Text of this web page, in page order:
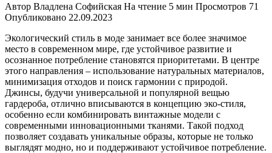
Автор Владлена Софийская На чтение 5 мин Просмотров 71
Опубликовано 22.09.2023
Экологический стиль в моде занимает все более значимое
место в современном мире, где устойчивое развитие и
осознанное потребление становятся приоритетами. В центре
этого направления – использование натуральных материалов,
минимизация отходов и поиск гармонии с природой.
Джинсы, будучи универсальной и популярной вещью
гардероба, отлично вписываются в концепцию эко-стиля,
особенно если комбинировать винтажные модели с
современными инновационными тканями. Такой подход
позволяет создавать уникальные образы, которые не только
выглядят модно, но и поддерживают устойчивое потребление.